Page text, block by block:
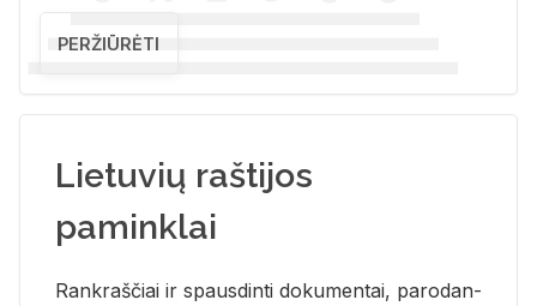
PERŽIŪRĖTI
Lietuvių raštijos
paminklai
Rank­raš­čiai ir spaus­din­ti do­ku­men­tai, pa­ro­dan­